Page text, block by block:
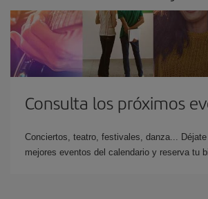
Consulta los próximos
Conciertos, teatro, festivales, danza...
mejores eventos del calendario y reserva tu